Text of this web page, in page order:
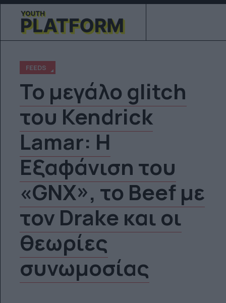
FEEDS
Το μεγάλο glitch
του Kendrick
Lamar: Η
Εξαφάνιση του
«GNX», το Beef με
τον Drake και οι
θεωρίες
συνωμοσίας